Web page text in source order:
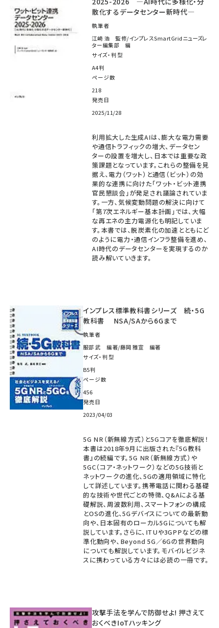
散化するデータセンター新時代―
執筆者
江崎 浩 監修/インプレスSmartGridニューズレ
ター編集部 編
サイズ・判型
A4判
ページ数
218
発売日
2025/11/28
利用拡大した生成AIは、膨大な電力需要
や通信トラフィックの増大、データセン
ターの設置を増大し、日本では重要な政
策課題となっています。これらの整備を見
据え、電力（ワット）と通信（ビット）の効
果的な連携に向けた「ワット・ビット連携
官民懇談会」が発足され議論されていま
す。一方、気候変動問題の解決に向けて
「第7次エネルギー基本計画」では、大幅
な再エネの主力電源化も明記していま
す。本書では、脱炭素化の加速とともにど
のように電力・通信インフラ整備を進め、
AI時代のデータセンターを実現するのか
読み解いていきます。
インプレス標準教科書シリーズ 続・5G
教科書 NSA/SAから6Gまで
執筆者
服部 武 編著/藤岡 雅宣 編著
サイズ・判型
B5判
ページ数
456
発売日
2023/04/03
5G NR（新無線方式）と5Gコアを徹底解説！
本書は2018年9月に出版された『5G教科
書』の続編です。5G NR（新無線方式）や
5GC（コア・ネットワーク）などの5G技術と
ネットワークの進化、5Gの適用領域に特化
して詳述しています。携帯電話に関わる基礎
的な技術や世代ごとの特徴、Q&Aによる基
礎解説、周波数利用、スマートフォンの構成
とOSの進化、5Gデバイスについての最新動
向や、日本固有のローカル5Gについても解
説しています。さらに、ITUや3GPPなどの標
準化動向や、Beyond 5G／6Gの世界動向
についても解説しています。モバイルビジネ
スに携わっている方々には必読の一冊です。
攻撃手法を学んで防御せよ! 押さえて
おくべきIoTハッキング